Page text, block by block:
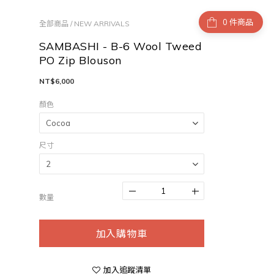
件商品
全部商品 / NEW ARRIVALS
SAMBASHI - B-6 Wool Tweed
PO Zip Blouson
NT$6,000
顏色
尺寸
數量
加入購物車
加入追蹤清單